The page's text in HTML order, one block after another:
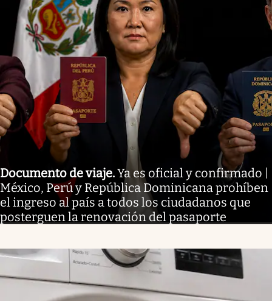
Documento de viaje.Ya es oficial y confirmado |
México, Perú y República Dominicana prohíben
el ingreso al país a todos los ciudadanos que
posterguen la renovación del pasaporte